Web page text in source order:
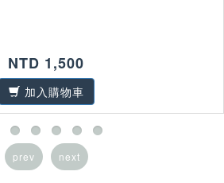
NTD 1,500
加入購物車
prev next